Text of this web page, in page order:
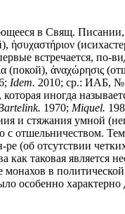
в Свящ.
встречается, по-
ἀναχώρησις
Idem. 2010; ср.: ИАБ, №
иногда
1970; Miquel.
и стяжания умной
Тем
(об отсутствии
как таковая является
в
особенно характерно